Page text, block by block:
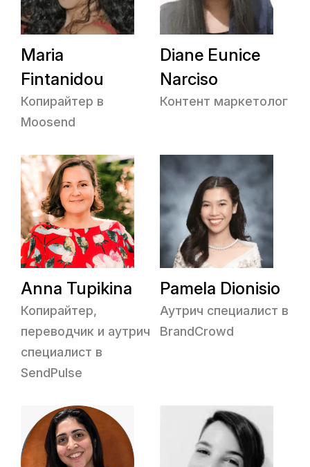
Maria
Fintanidou
Копирайтер в
Moosend
Diane Eunice
Narciso
Контент маркетолог
Anna Tupikina
Копирайтер,
переводчик и аутрич
специалист в
SendPulse
Pamela Dionisio
Аутрич специалист в
BrandCrowd